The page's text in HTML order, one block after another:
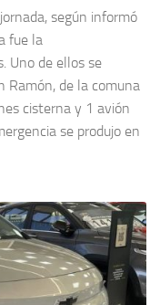
según informó
fue la
Uno de ellos se
Ramón, de la comuna
cisterna y 1 avión
se produjo en